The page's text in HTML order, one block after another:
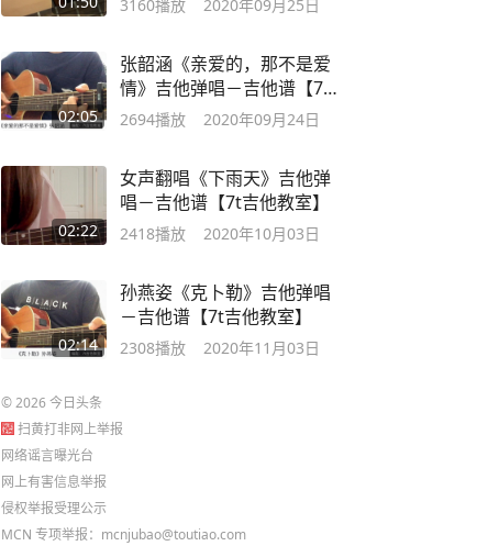
3160播放 2020年09月25日
02:05
张韶涵《亲爱的，那不是爱
情》吉他弹唱－吉他谱【7t
吉他教室】
2694播放 2020年09月24日
02:22
女声翻唱《下雨天》吉他弹
唱－吉他谱【7t吉他教室】
2418播放 2020年10月03日
02:14
孙燕姿《克卜勒》吉他弹唱
－吉他谱【7t吉他教室】
2308播放 2020年11月03日
©2026今日头条
扫黄打非网上举报
网络谣言曝光台
网上有害信息举报
侵权举报受理公示
MCN 专项举报：mcnjubao@toutiao.com